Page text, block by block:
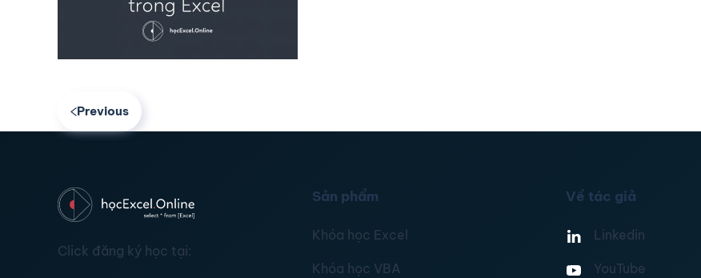
Previous
Click đăng ký học tại:
Sản phẩm
Khóa học Excel
Khóa học VBA
Về tác giả
Linkedin
YouTube